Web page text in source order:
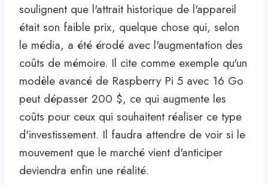
soulignent que l'attrait historique de l'appareil
était son faible prix, quelque chose qui, selon
le média, a été érodé avec l'augmentation des
coûts de mémoire. Il cite comme exemple qu'un
modèle avancé de Raspberry Pi 5 avec 16 Go
peut dépasser 200 $, ce qui augmente les
coûts pour ceux qui souhaitent réaliser ce type
d'investissement. Il faudra attendre de voir si le
mouvement que le marché vient d'anticiper
deviendra enfin une réalité.